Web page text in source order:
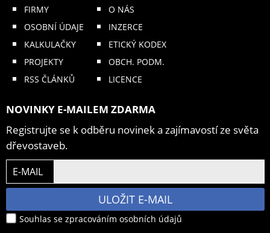
FIRMY
OSOBNÍ ÚDAJE
KALKULAČKY
PROJEKTY
RSS ČLÁNKŮ
O NÁS
INZERCE
ETICKÝ KODEX
OBCH. PODM.
LICENCE
NOVINKY E-MAILEM ZDARMA
Registrujte se k odběru novinek a zajímavostí ze světa
dřevostaveb.
E-MAIL
ULOŽIT E-MAIL
Souhlas se zpracováním osobních údajů